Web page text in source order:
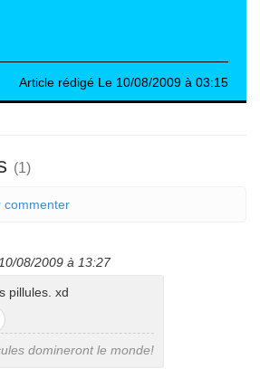
Article rédigé Le 10/08/2009 à 03:15
(1)
commenter
08/2009 à 13:27
pillules. xd
domineront le monde!